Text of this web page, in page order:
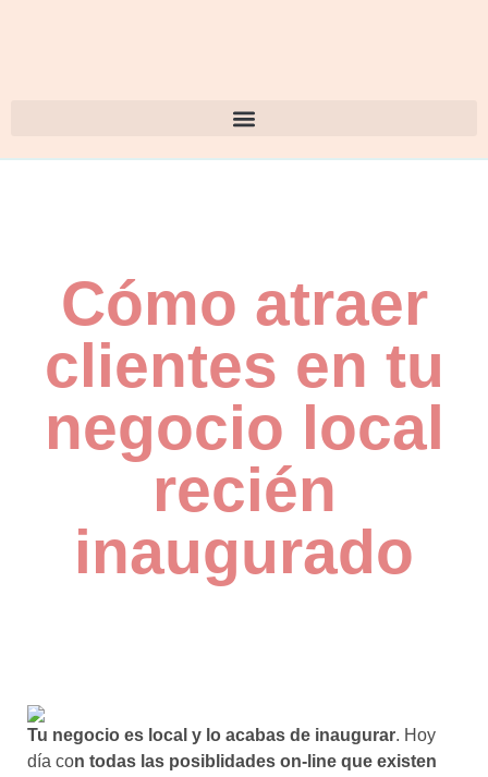
Cómo atraer
clientes en tu
negocio local
recién
inaugurado
Tu negocio es local y lo acabas de inaugurar. Hoy
día con todas las posibl idades on-line que existen